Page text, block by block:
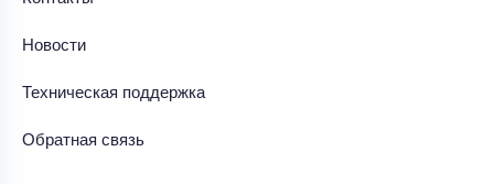
Новости
Техническая поддержка
Обратная связь